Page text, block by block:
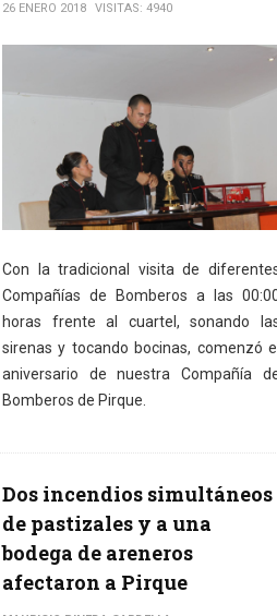
26 ENERO 2018
VISITAS: 4940
Con la tradicional visita de
Compañías de Bomberos a las
horas frente al cuartel, sonando
sirenas y tocando bocinas, comenzó el
aniversario de nuestra Compañía
Bomberos de Pirque.
Dos incendios simultáneos
de pastizales y a una
bodega de areneros
afectaron a Pirque